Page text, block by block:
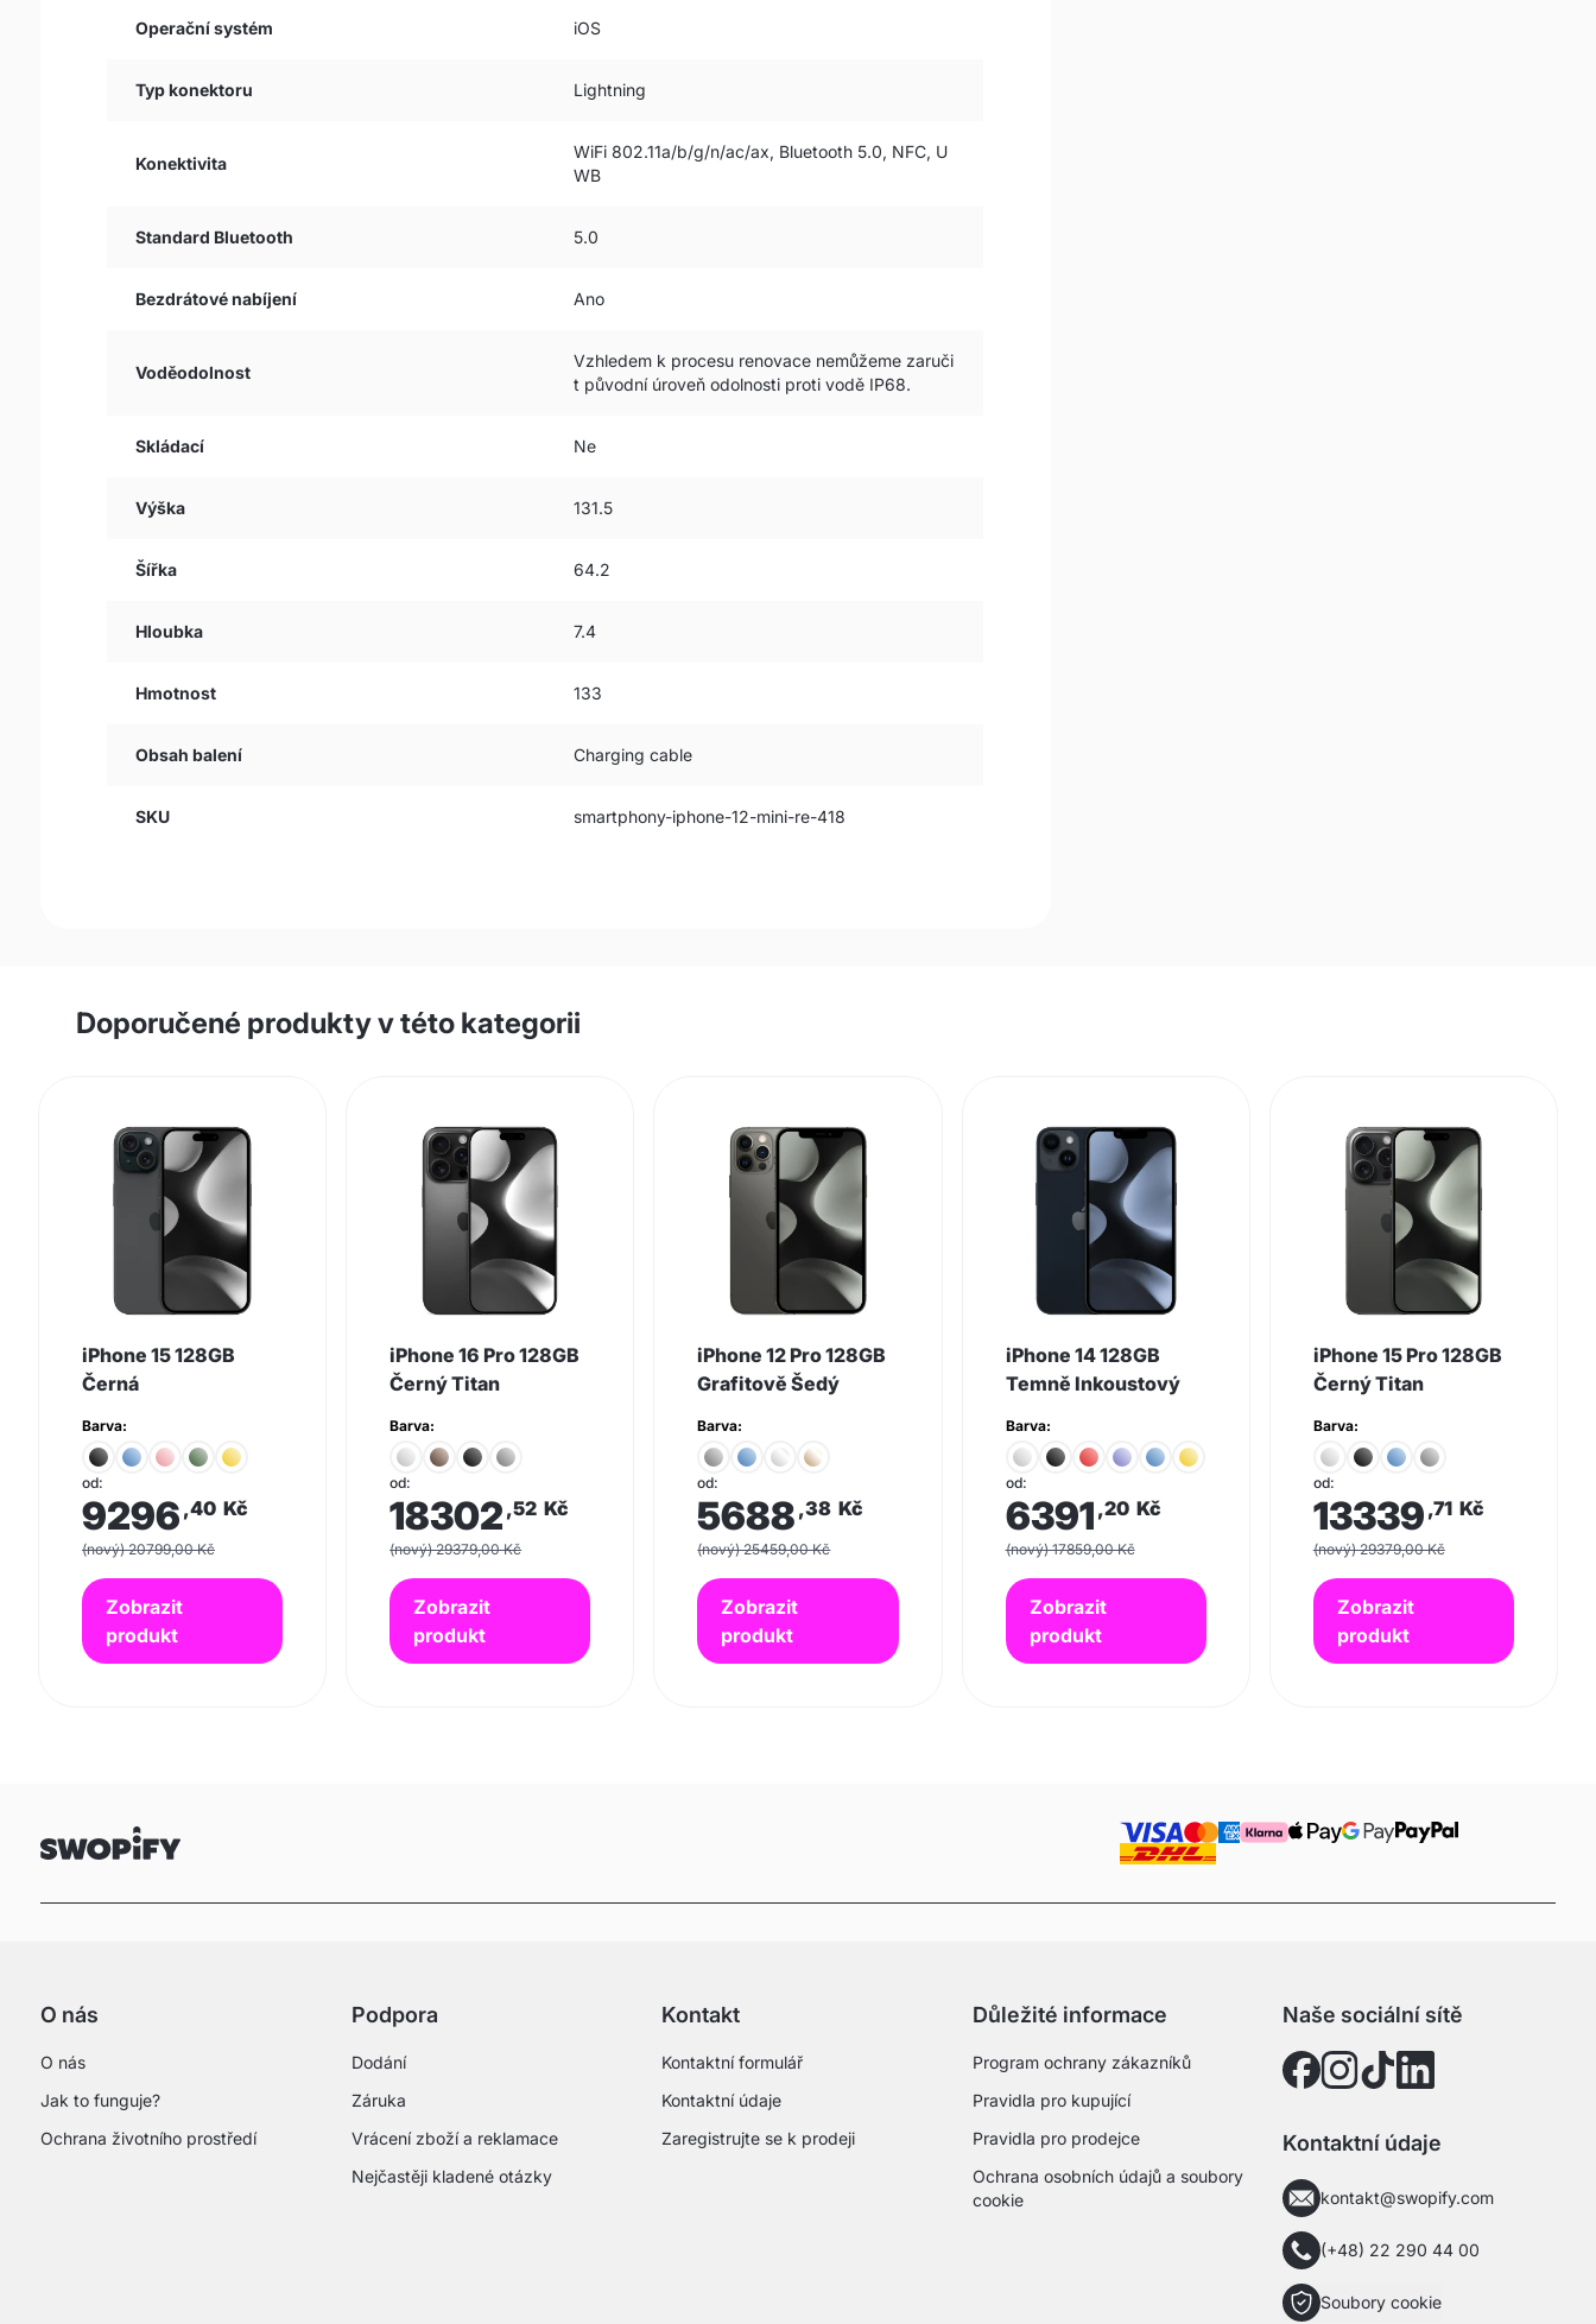
Operační systém iOS
Typ konektoru Lightning
Konektivita
WiFi 802.11a/b/g/n/ac/ax, Bluetooth 5.0, NFC, U
WB
Standard Bluetooth 5.0
Bezdrátové nabíjení Ano
Voděodolnost
Vzhledem k procesu renovace nemůžeme zaruči
t původní úroveň odolnosti proti vodě IP68.
Skládací Ne
Výška 131.5
Šířka 64.2
Hloubka 7.4
Hmotnost 133
Obsah balení Charging cable
SKU smartphony-iphone-12-mini-re-418
Doporučené produkty v této kategorii
iPhone 15 128GB
Černá
Barva:
od:
9296 ,40 Kč
(nový) 20799,00 Kč
Zobrazit
produkt
iPhone 16 Pro 128GB
Černý Titan
Barva:
od:
18302 ,52 Kč
(nový) 29379,00 Kč
Zobrazit
produkt
iPhone 12 Pro 128GB
Grafitově Šedý
Barva:
od:
5688 ,38 Kč
(nový) 25459,00 Kč
Zobrazit
produkt
iPhone 14 128GB
Temně Inkoustový
Barva:
od:
6391 ,20 Kč
(nový) 17859,00 Kč
Zobrazit
produkt
iPhone 15 Pro 128GB
Černý Titan
Barva:
od:
13339 ,71 Kč
(nový) 29379,00 Kč
Zobrazit
produkt
O nás
O nás
Jak to funguje?
Ochrana životního prostředí
Podpora
Dodání
Záruka
Vrácení zboží a reklamace
Nejčastěji kladené otázky
Kontakt
Kontaktní formulář
Kontaktní údaje
Zaregistrujte se k prodeji
Důležité informace
Program ochrany zákazníků
Pravidla pro kupující
Pravidla pro prodejce
Ochrana osobních údajů a soubory
cookie
Naše sociální sítě
Kontaktní údaje
kontakt@swopify.com
(+48) 22 290 44 00
Soubory cookie